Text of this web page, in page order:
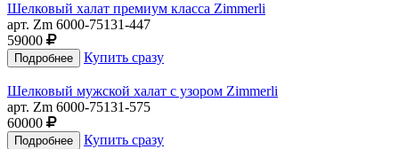
Шелковый халат премиум класса Zimmerli
арт. Zm 6000-75131-447
59000
Купить сразу
Шелковый мужской халат с узором Zimmerli
арт. Zm 6000-75131-575
60000
Купить сразу